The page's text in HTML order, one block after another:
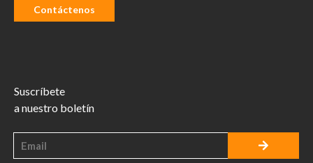
Contáctenos
Suscríbete
a nuestro boletín